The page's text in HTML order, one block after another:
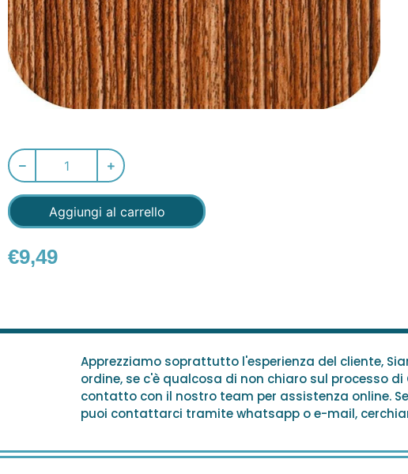
Aggiungi al carrello
€9,49
Apprezziamo soprattutto l'esperienza del cliente,
ordine, se c'è qualcosa di non chiaro sul processo
contatto con il nostro team per assistenza online.
puoi contattarci tramite whatsapp o e-mail,